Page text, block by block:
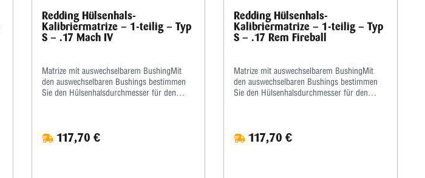
Redding Hülsenhals-
Kalibriermatrize – 1-teilig – Typ
S – .17 Mach IV
Matrize mit auswechselbarem BushingMit
den auswechselbaren Bushings bestimmen
Sie den Hülsenhalsdurchmesser für den
kalibriert wird.Type „S”- Matrize mit
Halskalibrierung für Bushing- Body Die-
117,70 €
Redding Hülsenhals-
Kalibriermatrize – 1-teilig – Typ
S – .17 Rem Fireball
Matrize mit auswechselbarem BushingMit
den auswechselbaren Bushings bestimmen
Sie den Hülsenhalsdurchmesser für den
kalibriert wird.Type „S”- Matrize mit
Halskalibrierung für Bushing- Body Die-
117,70 €